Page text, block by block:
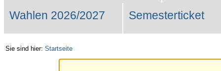
Wahlen 2026/2027 Semesterticket
Sie sind hier: Startseite